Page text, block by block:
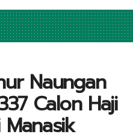
Naungan
Calon Haji